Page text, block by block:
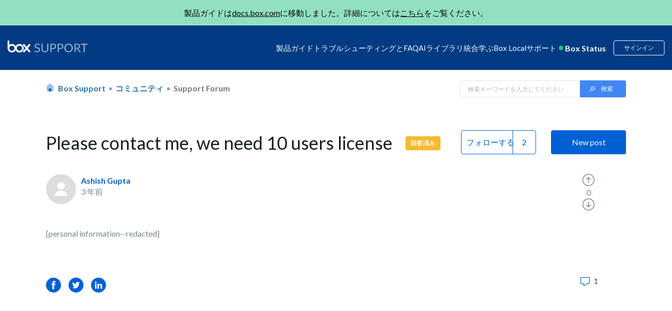
製品ガイドはdocs.box.comに移動しました。詳細についてはこちら をご覧ください。
製品ガイド トラブルシューティングとFAQAIライブラリ 統合学ぶBox Localサポート Box Status サインイン
Box Support コミュニティ Support Forum
Please contact me, we need 10 users license 回答済み フォローする New post
Ashish Gupta
3 年前
[personal information--redacted]
0
FacebookTwitterLinkedIn 1